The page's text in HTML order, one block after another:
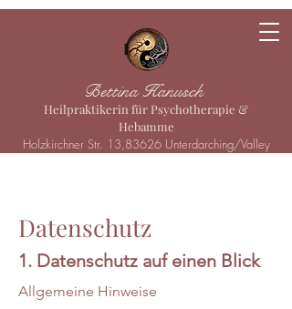
Bettina Hanusch
Heilpraktikerin für Psychotherapie &
Hebamme
Holzkirchner Str. 13,83626 Unterdarching/Valley
Datenschutz
1. Datenschutz auf einen Blick
Allgemeine Hinweise